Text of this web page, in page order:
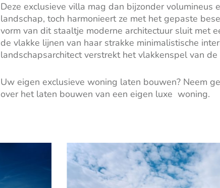
Deze exclusieve villa mag dan bijzonder volumineus
landschap, toch harmonieert ze met het gepaste
vorm van dit staaltje moderne architectuur sluit met
de vlakke lijnen van haar strakke minimalistische
landschapsarchitect verstrekt het vlakkenspel van
Uw eigen exclusieve woning laten bouwen? Neem
over het laten bouwen van een eigen luxe woning.